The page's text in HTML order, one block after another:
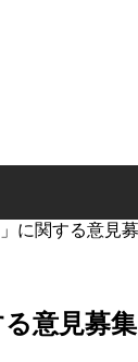
に関する意見募
意見募集